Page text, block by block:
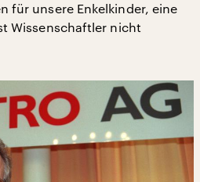
für unsere Enkelkinder, eine
Wissenschaftler nicht